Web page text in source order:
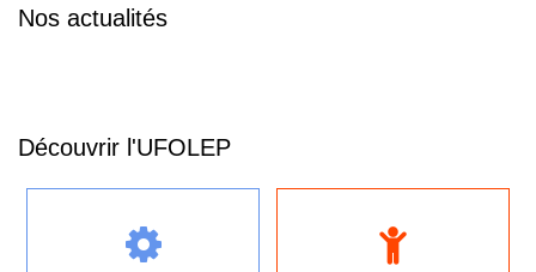
Nos actualités
Découvrir l'UFOLEP